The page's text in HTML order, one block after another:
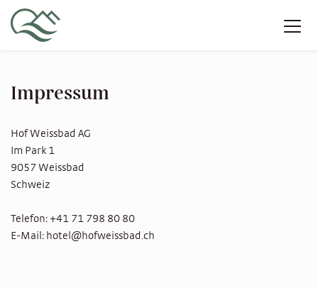
Impressum
Hof Weissbad AG
Im Park 1
9057 Weissbad
Schweiz
Telefon: +41 71 798 80 80
E-Mail: hotel@hofweissbad.ch